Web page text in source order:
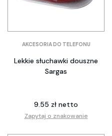
AKCESORIA DO TELEFONU
Lekkie słuchawki douszne
Sargas
9.55 zł netto
Zapytaj o znakowanie